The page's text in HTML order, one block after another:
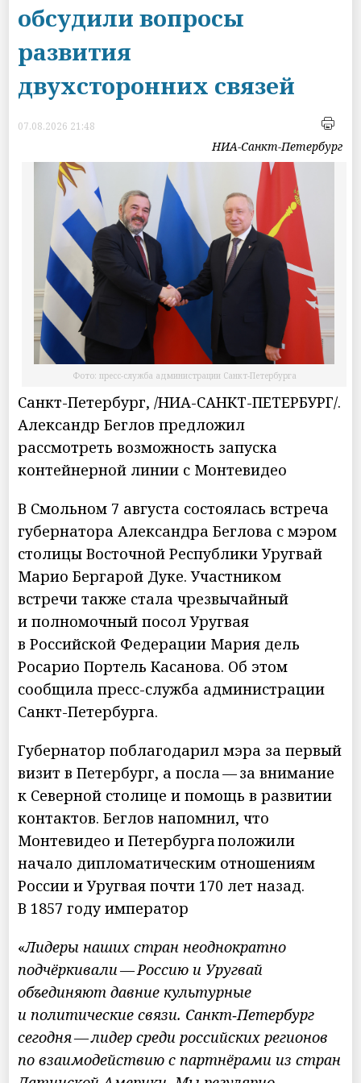
обсудили вопросы
развития
двухсторонних связей
07.08.2026 21:48
НИА-Санкт-Петербург
Фото: пресс-служба администрации Санкт-Петербурга
Санкт-Петербург, /НИА-САНКТ-ПЕТЕРБУРГ/.
Александр Беглов предложил
рассмотреть возможность запуска
контейнерной линии с Монтевидео
В Смольном 7 августа состоялась встреча
губернатора Александра Беглова с мэром
столицы Восточной Республики Уругвай
Марио Бергарой Дуке. Участником
встречи также стала чрезвычайный
и полномочный посол Уругвая
в Российской Федерации Мария дель
Росарио Портель Касанова. Об этом
сообщила пресс-служба администрации
Санкт-Петербурга.
Губернатор поблагодарил мэра за первый
визит в Петербург, а посла — за внимание
к Северной столице и помощь в развитии
контактов. Беглов напомнил, что
Монтевидео и Петербурга положили
начало дипломатическим отношениям
России и Уругвая почти 170 лет назад.
В 1857 году император
«Лидеры наших стран неоднократно
подчёркивали — Россию и Уругвай
объединяют давние культурные
и политические связи. Санкт‑Петербург
сегодня — лидер среди российских регионов
по взаимодействию с партнёрами из стран